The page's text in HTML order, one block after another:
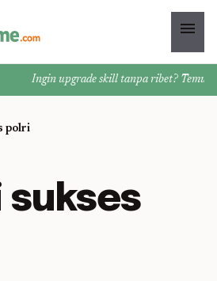
menu
Ingin upgrade skill tanpa ribet?
polri
sukses